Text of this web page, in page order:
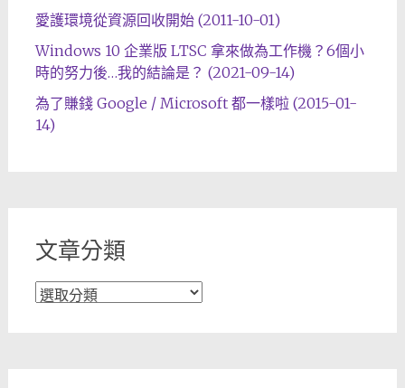
愛護環境從資源回收開始 (2011-10-01)
Windows 10 企業版 LTSC 拿來做為工作機？6個小
時的努力後…我的結論是？ (2021-09-14)
為了賺錢 Google / Microsoft 都一樣啦 (2015-01-
14)
文章分類
文